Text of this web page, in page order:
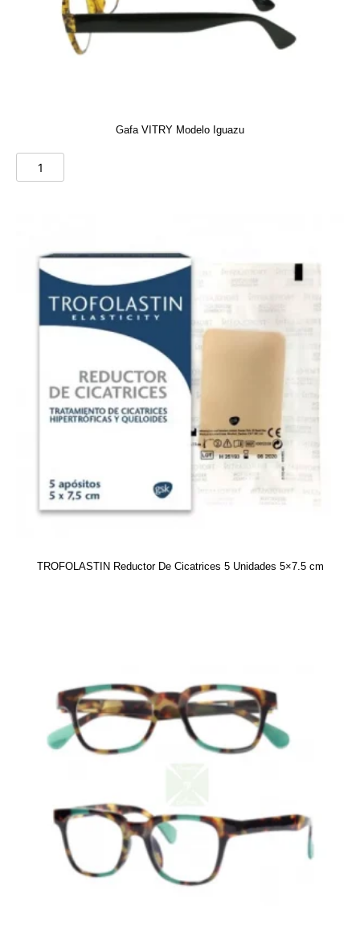
Gafa VITRY Modelo Iguazu
TROFOLASTIN Reductor De Cicatrices 5 Unidades 5×7.5 cm